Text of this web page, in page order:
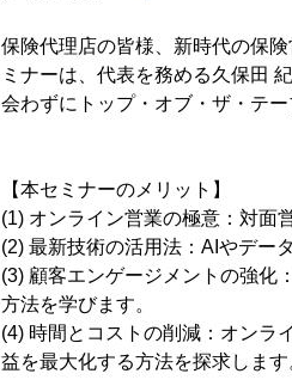
保険代理店の皆様、新時代の保
ミナーは、代表を務める久保田
会わずにトップ・オブ・ザ・テ
【本セミナーのメリット】
(1) オンライン営業の極意：対面
(2) 最新技術の活用法：AIやデー
(3) 顧客エンゲージメントの強化
方法を学びます。
(4) 時間とコストの削減：オンラ
益を最大化する方法を探求します